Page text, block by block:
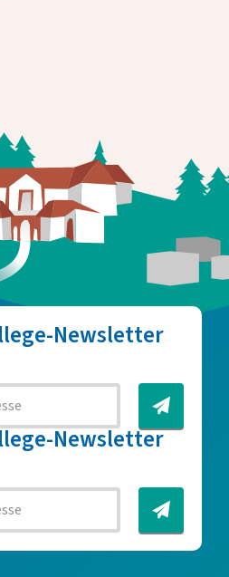
Newsletter
Newsletter